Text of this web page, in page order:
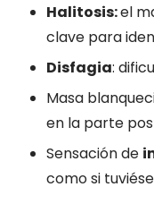
Halitosis:el
clave para
Disfagia:
Masa
en la parte
Sensación de
como si